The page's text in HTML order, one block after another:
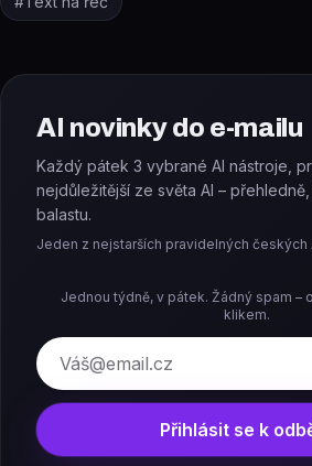
AI novinky do e-mailu
Každý pátek 3 vybrané AI nástroje,
nejdůležitější ze světa AI –
balastu.
Jeden z nejstarších pravidelných českých
Jednou týdně, v pátek. Žádný spam –
klikem.
E-mail
Přihlásit se k